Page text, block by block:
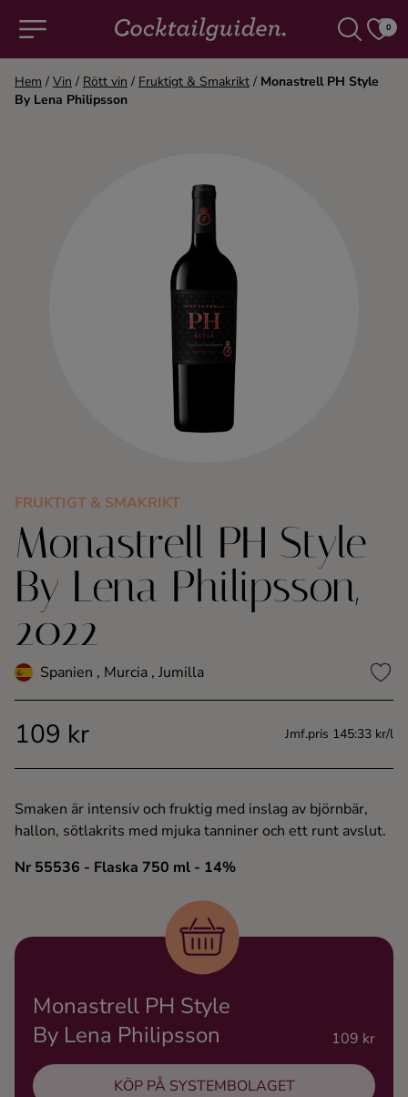
0
COCKTAILS & DRINKAR
Rom
Shots
Tequila
Vodka
Ingredienser
Hem / Vin / Rött vin / Fruktigt & Smakrikt / Monastrell PH Style
By Lena Philipsson
FRUKTIGT & SMAKRIKT
Monastrell PH Style
By Lena Philipsson,
2022
Spanien , Murcia , Jumilla
109 kr Jmf.pris 145:33 kr/l
Smaken är intensiv och fruktig med inslag av björnbär,
hallon, sötlakrits med mjuka tanniner och ett runt avslut.
Nr 55536 - Flaska 750 ml - 14%
Monastrell PH Style
By Lena Philipsson
109 kr
KÖP PÅ SYSTEMBOLAGET